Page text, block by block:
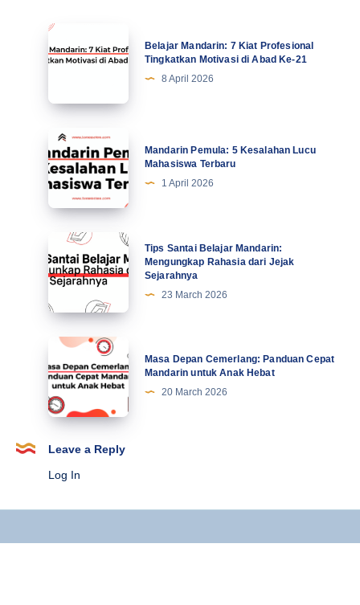
Belajar
Mandarin:
Profesional
Tingkatkan
Motivasi
di
Abad
Ke-
Belajar Mandarin: 7 Kiat Profesional
Tingkatkan Motivasi di Abad Ke-21
8 April 2026
Mandarin
Pemula:
5
Kesalahan
Lucu
Mahasiswa
Terbaru
Mandarin Pemula: 5 Kesalahan Lucu
Mahasiswa Terbaru
1 April 2026
Tips
Santai
Belajar
Mandarin:
Mengungkap
Rahasia
dari
Jejak
Sejarahnya
Tips Santai Belajar Mandarin:
Mengungkap Rahasia dari Jejak
Sejarahnya
23 March 2026
Masa
Depan
Cemerlang:
Panduan
Cepat
Mandarin
Hebat
Masa Depan Cemerlang: Panduan Cepat
Mandarin untuk Anak Hebat
20 March 2026
Leave a Reply
Log In